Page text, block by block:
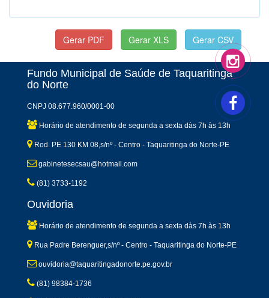
Fundo Municipal de Saúde de Taquaritinga
do Norte
CNPJ 08.677.960/0001-00
Horário de atendimento de segunda a sexta dàs 7h às 13h
Rod. PE 130 KM 08,s/nº - Centro - Taquaritinga do Norte-PE
gabinetesecsau@hotmail.com
(81) 3733-1192
Ouvidoria
Horário de atendimento de segunda a sexta dàs 7h às 13h
Rua Padre Berenguer,s/nº - Centro - Taquaritinga do Norte-PE
ouvidoria@taquaritingadonorte.pe.gov.br
(81) 98384-1736